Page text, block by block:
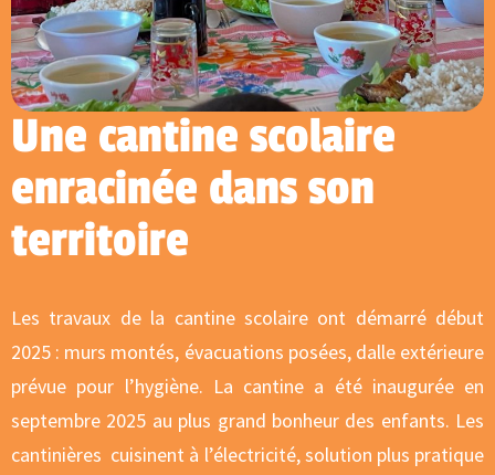
Une cantine scolaire
enracinée dans son
territoire
Les travaux de la cantine scolaire ont démarré début
2025 : murs montés, évacuations posées, dalle extérieure
prévue pour l’hygiène. La cantine a été inaugurée en
septembre 2025 au plus grand bonheur des enfants. Les
cantinières cuisinent à l’électricité, solution plus pratique